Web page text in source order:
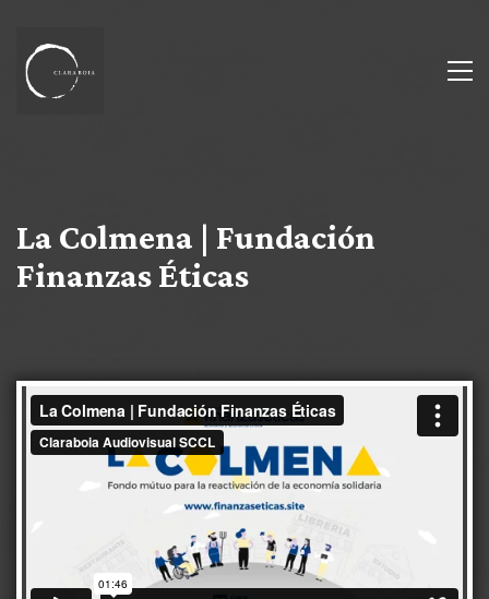
La Colmena | Fundación
Finanzas Éticas